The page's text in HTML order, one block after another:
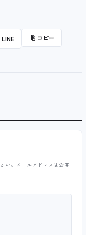
LINE ⎘ コピー
い。メールアドレスは公開